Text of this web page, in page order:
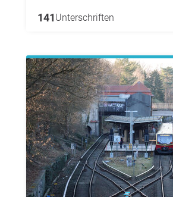
141 Unterschriften